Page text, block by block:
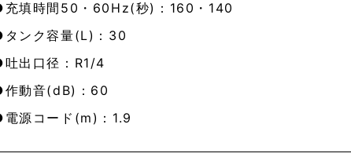
充填時間50・60Hz(秒)：160・140
タンク容量(L)：30
吐出口径：R1/4
作動音(dB)：60
電源コード(m)：1.9